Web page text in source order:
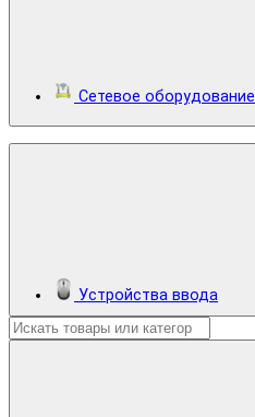
Сетевое оборудование
Устройства ввода